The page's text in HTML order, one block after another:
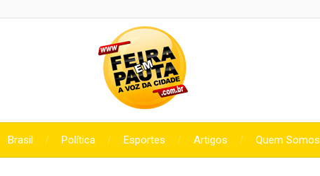
Brasil Política Esportes Artigos Quem Somos